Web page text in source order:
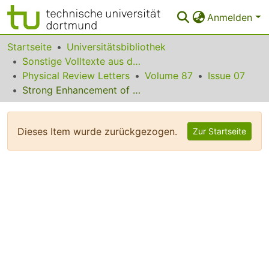
Anmelden
Bereiche & Sammlungen
Das gesamte Repositorium
Statistiken
Startseite
Universitätsbibliothek
Sonstige Volltexte aus dem Bibliotheksangebot
Physical Review Letters
Volume 87
Issue 07
Strong Enhancement of Extremely Energetic Proton Production in Central Heavy Ion Collisions at Intermediate Energy
Dieses Item wurde zurückgezogen. Zur Startseite